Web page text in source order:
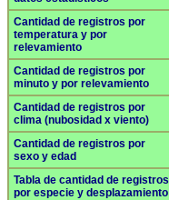
Cantidad de registros por
temperatura y por
relevamiento
Cantidad de registros por
minuto y por relevamiento
Cantidad de registros por
clima (nubosidad x viento)
Cantidad de registros por
sexo y edad
Tabla de cantidad de registros
por especie y desplazamiento